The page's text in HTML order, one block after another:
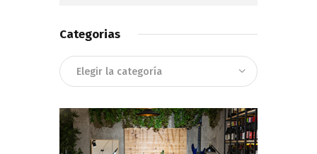
Categorias
Categorias